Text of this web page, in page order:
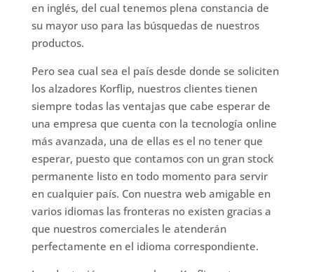
en inglés, del cual tenemos plena constancia de
su mayor uso para las búsquedas de nuestros
productos.
Pero sea cual sea el país desde donde se soliciten
los alzadores Korflip, nuestros clientes tienen
siempre todas las ventajas que cabe esperar de
una empresa que cuenta con la tecnología online
más avanzada, una de ellas es el no tener que
esperar, puesto que contamos con un gran stock
permanente listo en todo momento para servir
en cualquier país. Con nuestra web amigable en
varios idiomas las fronteras no existen gracias a
que nuestros comerciales le atenderán
perfectamente en el idioma correspondiente.